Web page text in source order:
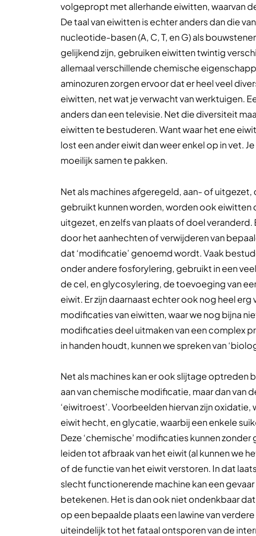
volgepropt met allerhande eiwitten, waarvan
De taal van eiwitten is echter anders dan die
nucleotide-basen (A, C, T, en G) als
gelijkend zijn, gebruiken eiwitten twintig
allemaal verschillende chemische
aminozuren zorgen ervoor dat er heel veel
eiwitten, net wat je verwacht van werktuigen.
anders dan een televisie. Net die diversiteit
eiwitten te bestuderen. Want waar het ene
lost een ander eiwit dan weer enkel op in vet.
moeilijk samen te pakken.
Net als machines afgeregeld, aan- of uitgezet,
gebruikt kunnen worden, worden ook
uitgezet, en zelfs van plaats of doel
door het aanhechten of verwijderen van
dat ‘modificatie’ genoemd wordt. Vaak
onder andere fosforylering, gebruikt in een
de cel, en glycosylering, de toevoeging van
eiwit. Er zijn daarnaast echter ook nog heel
modificaties van eiwitten, waar we nog bijna
modificaties deel uitmaken van een complex
in handen houdt, kunnen we spreken van
Net als machines kan er ook slijtage optreden
aan van chemische modificatie, maar dan van
‘eiwitroest’. Voorbeelden hiervan zijn
eiwit hecht, en glycatie, waarbij een enkele
Deze ‘chemische’ modificaties kunnen
leiden tot afbraak van het eiwit (al kunnen we
of de functie van het eiwit verstoren. In dat
slecht functionerende machine kan een
betekenen. Het is dan ook niet ondenkbaar
op een bepaalde plaats een lawine van
uiteindelijk tot het fataal ontsporen van de